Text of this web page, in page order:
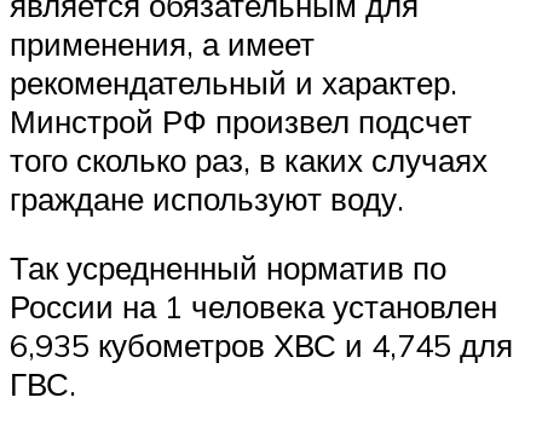
применения, а имеет
рекомендательный и характер.
Минстрой РФ произвел подсчет
того сколько раз, в каких случаях
граждане используют воду.
Так усредненный норматив по
России на 1 человека установлен
6,935 кубометров ХВС и 4,745 для
ГВС.